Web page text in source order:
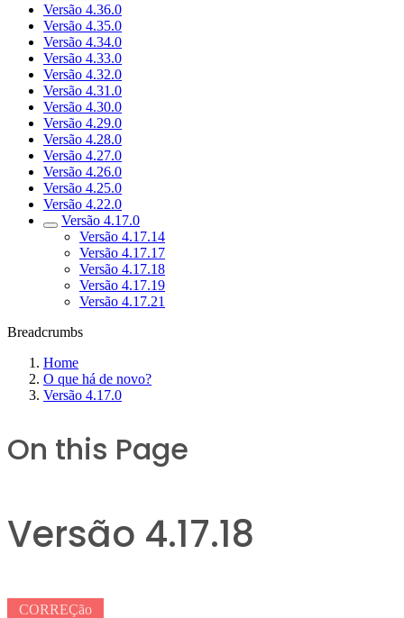
Versão 4.36.0
Versão 4.35.0
Versão 4.34.0
Versão 4.33.0
Versão 4.32.0
Versão 4.31.0
Versão 4.30.0
Versão 4.29.0
Versão 4.28.0
Versão 4.27.0
Versão 4.26.0
Versão 4.25.0
Versão 4.22.0
Versão 4.17.0
Versão 4.17.14
Versão 4.17.17
Versão 4.17.18
Versão 4.17.19
Versão 4.17.21
Breadcrumbs
Home
O que há de novo?
Versão 4.17.0
On this Page
Versão 4.17.18
CORREÇão